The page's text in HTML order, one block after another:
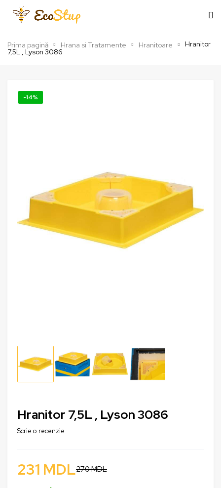
Prima pagină Hrana si Tratamente Hranitoare
Hranitor
7,5L , Lyson 3086
-14%
Hranitor 7,5L , Lyson 3086
Scrie o recenzie
270MDL
231 MDL